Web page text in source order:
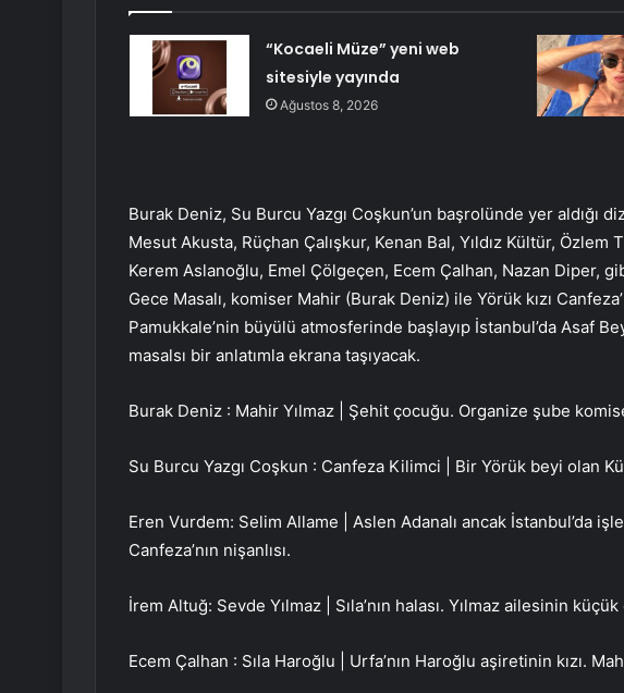
“Kocaeli Müze” yeni web
sitesiyle yayında
Ağustos 8, 2026
Burak Deniz, Su Burcu Yazgı Coşkun’un başrolünde yer aldığı
Mesut Akusta, Rüçhan Çalışkur, Kenan Bal, Yıldız Kültür,
Kerem Aslanoğlu, Emel Çölgeçen, Ecem Çalhan, Nazan Diper,
Gece Masalı, komiser Mahir (Burak Deniz) ile Yörük kızı
Pamukkale’nin büyülü atmosferinde başlayıp İstanbul’da Asaf
masalsı bir anlatımla ekrana taşıyacak.
Burak Deniz : Mahir Yılmaz | Şehit çocuğu. Organize şube
Su Burcu Yazgı Coşkun : Canfeza Kilimci | Bir Yörük beyi olan
Eren Vurdem: Selim Allame | Aslen Adanalı ancak İstanbul’da
Canfeza’nın nişanlısı.
İrem Altuğ: Sevde Yılmaz | Sıla’nın halası. Yılmaz ailesinin
Ecem Çalhan : Sıla Haroğlu | Urfa’nın Haroğlu aşiretinin kızı.